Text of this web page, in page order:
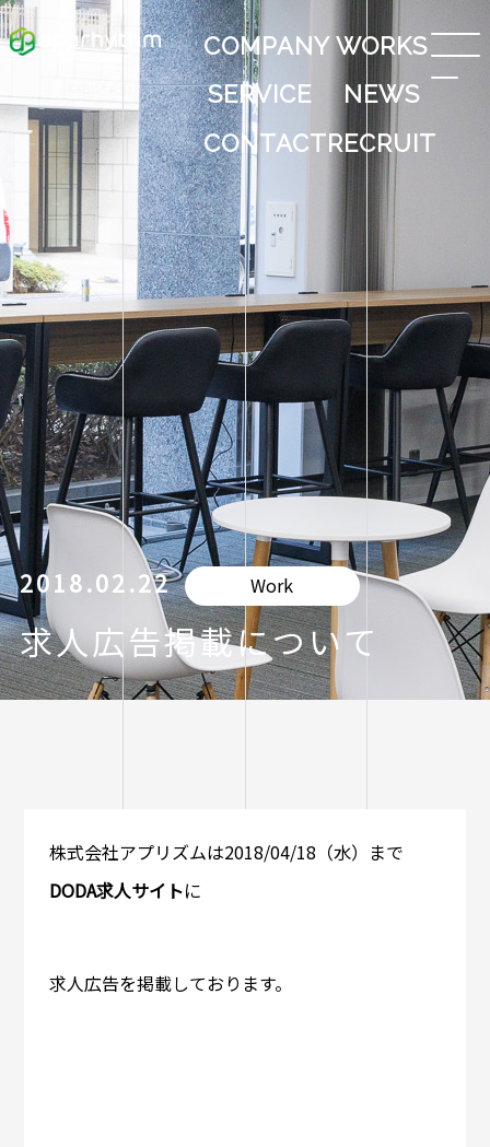
COMPANYWORKS
SERVICE
NEWS
CONTACTRECRUIT
2018.02.22 Work
求人広告掲載について
株式会社アプリズムは2018/04/18（水）まで
DODA求人サイトに
求人広告を掲載しております。